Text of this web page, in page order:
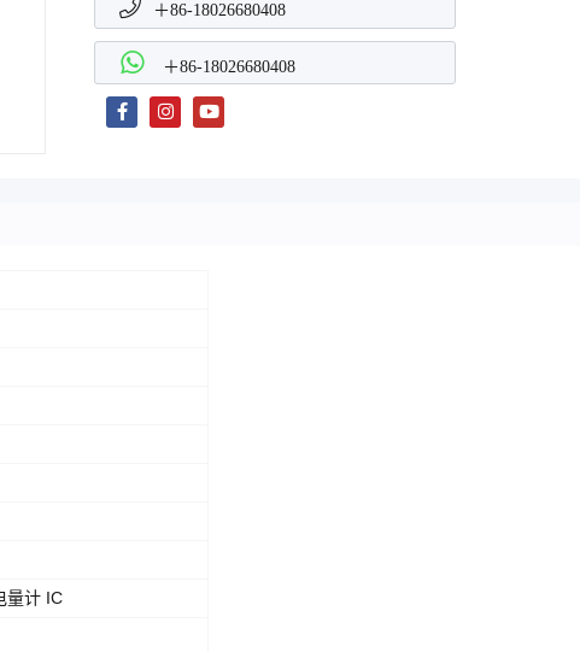
＋86-18026680408
＋86-18026680408
量计 IC